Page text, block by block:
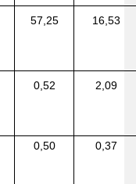
57,25 16,53
0,52 2,09
0,50 0,37